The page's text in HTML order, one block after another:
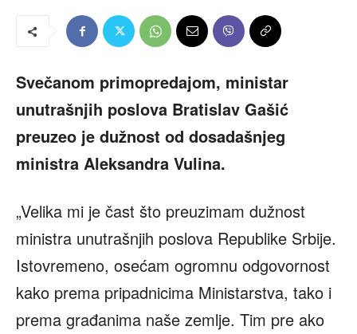
Svečanom primopredajom, ministar
unutrašnjih poslova Bratislav Gašić
preuzeo je dužnost od dosadašnjeg
ministra Aleksandra Vulina.
„Velika mi je čast što preuzimam dužnost
ministra unutrašnjih poslova Republike Srbije.
Istovremeno, osećam ogromnu odgovornost
kako prema pripadnicima Ministarstva, tako i
prema građanima naše zemlje. Tim pre ako